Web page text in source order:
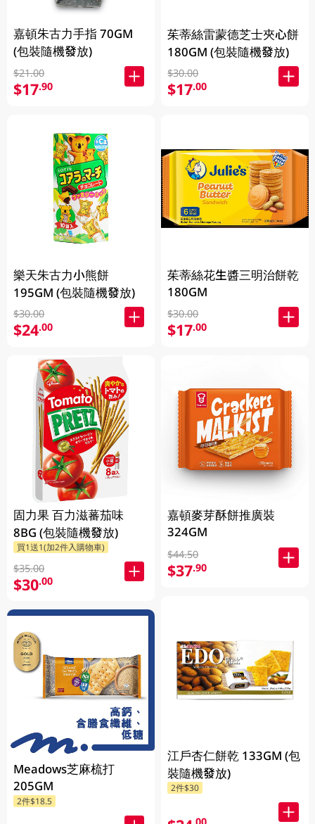
嘉頓朱古力手指 70GM
(包裝隨機發放)
$21.00
$17.90
樂天朱古力小熊餅
195GM (包裝隨機發放)
$30.00
$24.00
固力果 百力滋蕃茄味
8BG (包裝隨機發放)
買1送1(加2件入購物車)
$35.00
$30.00
Meadows芝麻梳打
205GM
2件$18.5
茱蒂絲雷蒙德芝士夾心餅
180GM (包裝隨機發放)
$30.00
$17.00
茱蒂絲花生醬三明治餅乾
180GM
$30.00
$17.00
嘉頓麥芽酥餅推廣裝
324GM
$44.50
$37.90
江戶杏仁餅乾 133GM (包
裝隨機發放)
2件$30